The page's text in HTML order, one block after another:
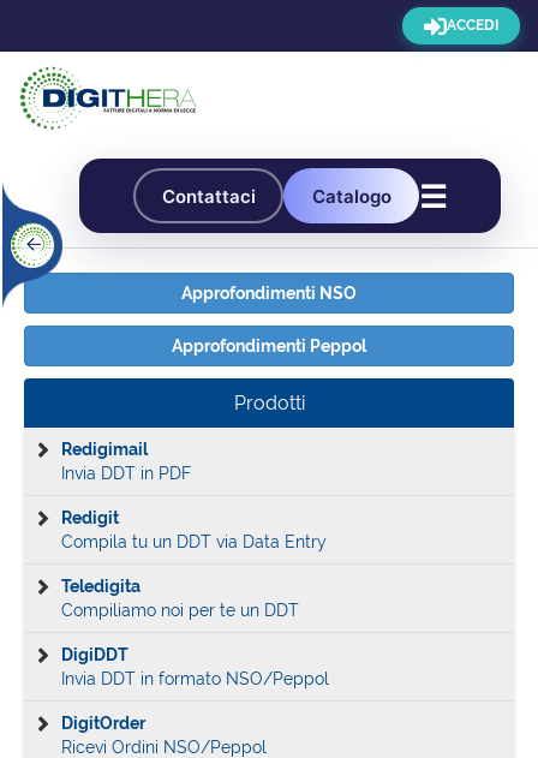
ACCEDI
Contattaci Catalogo ☰
Approfondimenti NSO
Approfondimenti Peppol
Prodotti
Redigimail
Invia DDT in PDF
Redigit
Compila tu un DDT via Data Entry
Teledigita
Compiliamo noi per te un DDT
DigiDDT
Invia DDT in formato NSO/Peppol
DigitOrder
Ricevi Ordini NSO/Peppol